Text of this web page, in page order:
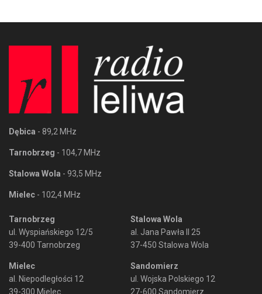
Dębica - 89,2 MHz
Tarnobrzeg - 104,7 MHz
Stalowa Wola - 93,5 MHz
Mielec - 102,4 MHz
Tarnobrzeg
ul. Wyspiańskiego 12/5
39-400 Tarnobrzeg
Mielec
al. Niepodległości 12
39-300 Mielec
Stalowa Wola
al. Jana Pawła II 25
37-450 Stalowa Wola
Sandomierz
ul. Wojska Polskiego 12
27-600 Sandomierz